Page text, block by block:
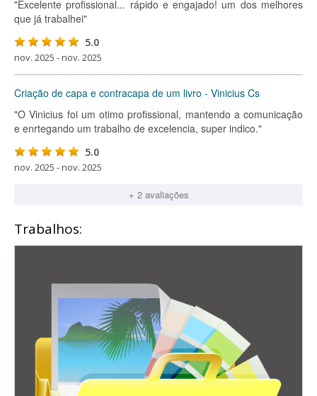
"Excelente profissional... rápido e engajado! um dos melhores
que já trabalhei"
5.0
nov. 2025 - nov. 2025
Criação de capa e contracapa de um livro - Vinicius Cs
"O Vinicius foi um otimo profissional, mantendo a comunicação
e enrtegando um trabalho de excelencia, super indico."
5.0
nov. 2025 - nov. 2025
+ 2 avaliações
Trabalhos: